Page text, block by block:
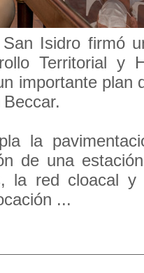
Isidro firmó
Territorial y
importante plan
la
de una
la red cloacal
...